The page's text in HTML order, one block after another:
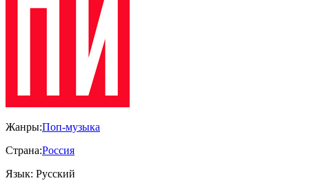
Жанры:Поп-музыка
Страна:Россия
Язык: Русский